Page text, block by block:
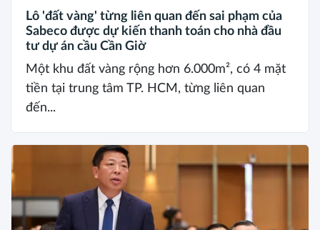
Lô 'đất vàng' từng liên quan đến sai phạm của
Sabeco được dự kiến thanh toán cho nhà đầu
tư dự án cầu Cần Giờ
Một khu đất vàng rộng hơn 6.000m², có 4 mặt
tiền tại trung tâm TP. HCM, từng liên quan
đến...